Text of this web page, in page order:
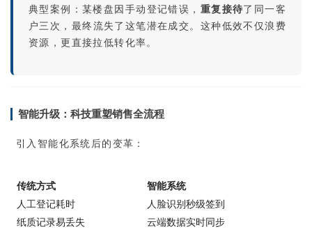
典型案例：某楼盘因手动登记错误， 重复接待了同一客
户三次，最终流失了这笔潜在成交。这种低效不仅浪费
资源，更直接拉低转化率。
智能升级：科技重塑销售全流程
引入智能化系统后的变革：
传统方式
智能系统
人工登记耗时
人脸识别秒级签到
纸质记录易丢失
云端数据实时同步